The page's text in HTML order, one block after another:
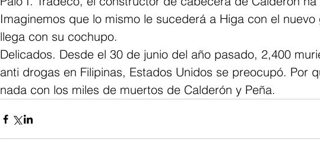
Imaginemos que lo mismo le sucederá a Higa con el
llega con su cochupo.
Delicados. Desde el 30 de junio del año pasado, 2,400
anti drogas en Filipinas, Estados Unidos se preocupó. Por
nada con los miles de muertos de Calderón y Peña.